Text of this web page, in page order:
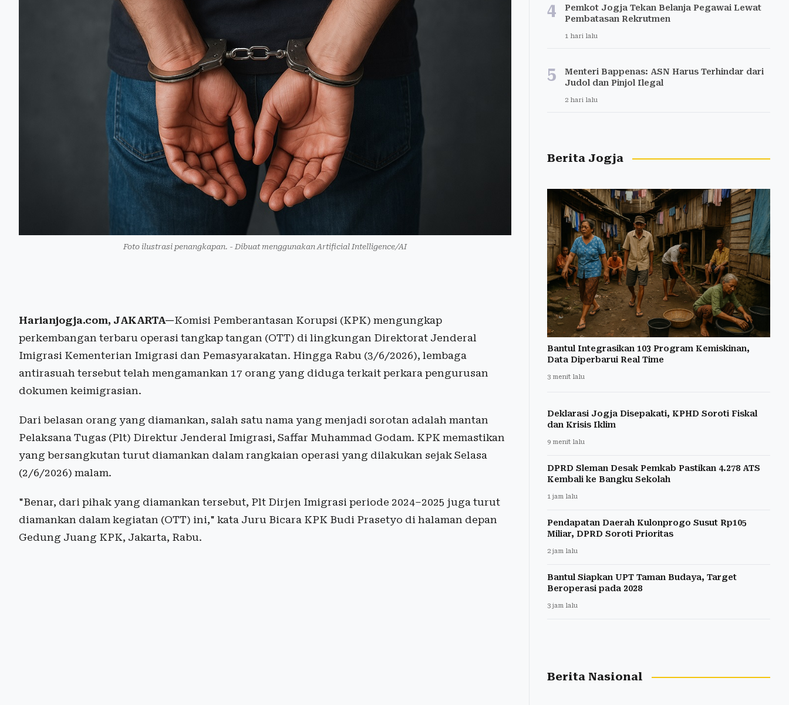
Foto ilustrasi penangkapan. - Dibuat menggunakan Artificial Intelligence/AI
Harianjogja.com, JAKARTA—Komisi Pemberantasan Korupsi (KPK) mengungkap
perkembangan terbaru operasi tangkap tangan (OTT) di lingkungan Direktorat Jenderal
Imigrasi Kementerian Imigrasi dan Pemasyarakatan. Hingga Rabu (3/6/2026), lembaga
antirasuah tersebut telah mengamankan 17 orang yang diduga terkait perkara pengurusan
dokumen keimigrasian.
Dari belasan orang yang diamankan, salah satu nama yang menjadi sorotan adalah mantan
Pelaksana Tugas (Plt) Direktur Jenderal Imigrasi, Saffar Muhammad Godam. KPK memastikan
yang bersangkutan turut diamankan dalam rangkaian operasi yang dilakukan sejak Selasa
(2/6/2026) malam.
"Benar, dari pihak yang diamankan tersebut, Plt Dirjen Imigrasi periode 2024–2025 juga turut
diamankan dalam kegiatan (OTT) ini," kata Juru Bicara KPK Budi Prasetyo di halaman depan
Gedung Juang KPK, Jakarta, Rabu.
4
Pemkot Jogja Tekan Belanja Pegawai Lewat
Pembatasan Rekrutmen
1 hari lalu
5
Menteri Bappenas: ASN Harus Terhindar dari
Judol dan Pinjol Ilegal
2 hari lalu
Berita Jogja
Bantul Integrasikan 103 Program Kemiskinan,
Data Diperbarui Real Time
3 menit lalu
Deklarasi Jogja Disepakati, KPHD Soroti Fiskal
dan Krisis Iklim
9 menit lalu
DPRD Sleman Desak Pemkab Pastikan 4.278 ATS
Kembali ke Bangku Sekolah
1 jam lalu
Pendapatan Daerah Kulonprogo Susut Rp105
Miliar, DPRD Soroti Prioritas
2 jam lalu
Bantul Siapkan UPT Taman Budaya, Target
Beroperasi pada 2028
3 jam lalu
Berita Nasional